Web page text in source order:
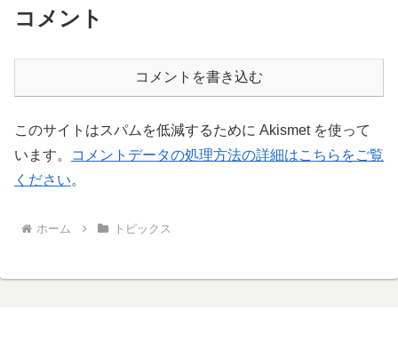
コメント
コメントを書き込む
このサイトはスパムを低減するために Akismet を使って
います。
コメントデータの処理方法の詳細はこちらをご覧
ください。
ホーム トピックス